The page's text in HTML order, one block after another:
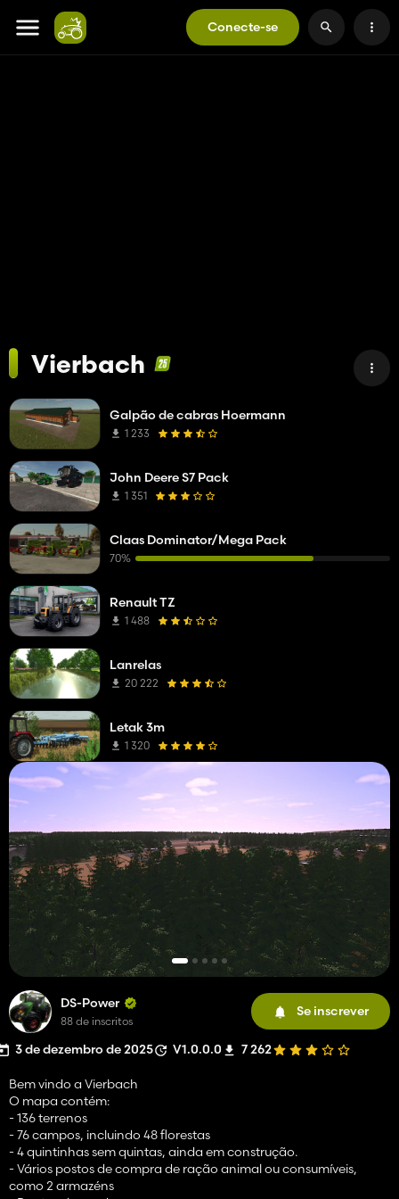
Conecte-se
Vierbach
DS-Power
88 de inscritos
Se inscrever
3 de dezembro de 2025 V1.0.0.0 7 262
Bem vindo a Vierbach
O mapa contém:
- 136 terrenos
- 76 campos, incluindo 48 florestas
- 4 quintinhas sem quintas, ainda em construção.
- Vários postos de compra de ração animal ou consumíveis,
como 2 armazéns
Galpão de cabras Hoermann
1 233
John Deere S7 Pack
1 351
Claas Dominator/Mega Pack
70%
Renault TZ
1 488
Lanrelas
20 222
Letak 3m
1 320